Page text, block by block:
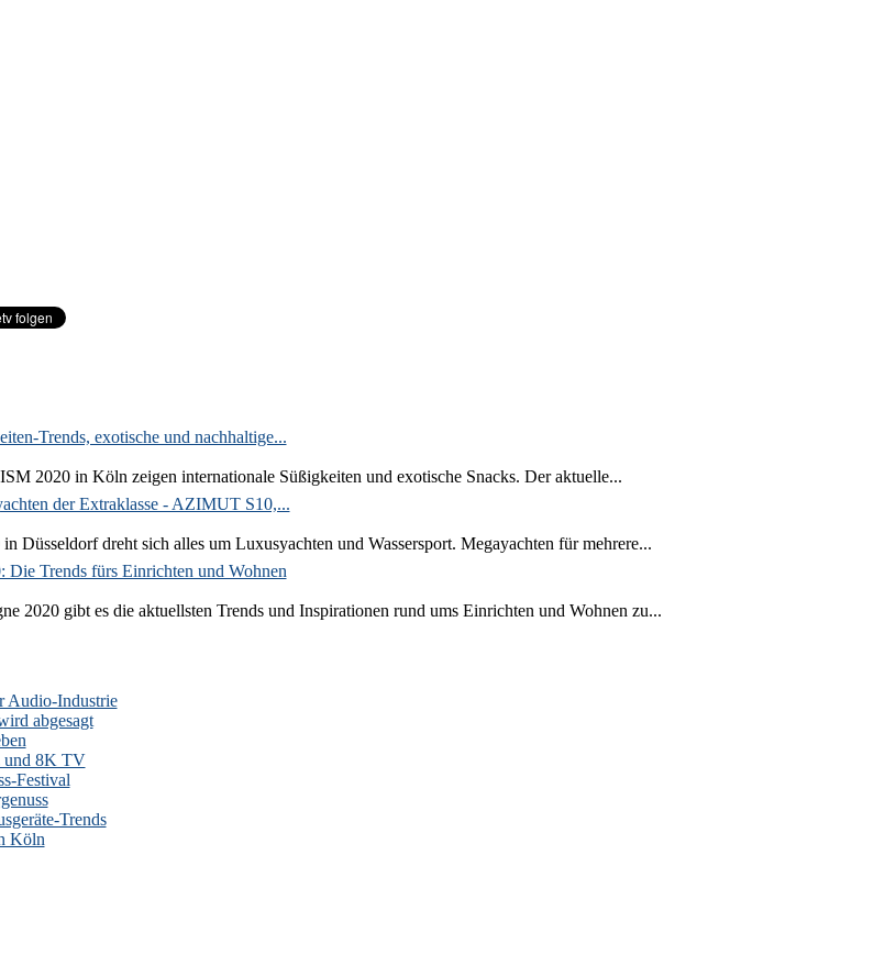
Trends, exotische und nachhaltige...
2020 in Köln zeigen internationale Süßigkeiten und exotische Snacks. Der aktuelle...
der Extraklasse - AZIMUT S10,...
Düsseldorf dreht sich alles um Luxusyachten und Wassersport. Megayachten für mehrere...
Die Trends fürs Einrichten und Wohnen
2020 gibt es die aktuellsten Trends und Inspirationen rund ums Einrichten und Wohnen zu...
Audio-Industrie
abgesagt
und 8K TV
Festival
Trends
Köln